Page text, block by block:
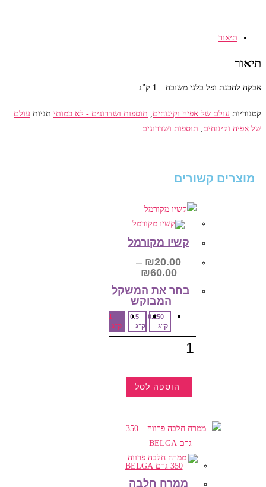
תיאור
תיאור
אבקה להכנת ופל בלגי משובח – 1 ק”ג
קטגוריות עולם של אפיה וקינוחים, תוספות ושדרוגים - לא כמותי תגיות עולם
של אפיה וקינוחים, תוספות ושדרוגים
מוצרים קשורים
קשיו מקורמל
₪20.00
–
₪60.00
טווח
מחירים:
עד
⁦₪60.00⁩
בחר את המשקל
המבוקש‎
0.250
ק"ג
0.5
ק"ג
ק"ג
הוספה לסל
מספר
סוגים.
ניתן
את
האפשרויות
המוצר
ממרח חלבה